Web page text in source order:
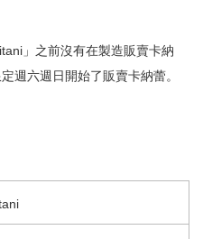
」之前沒有在製造販賣卡納
週六週日開始了販賣卡納蕾。